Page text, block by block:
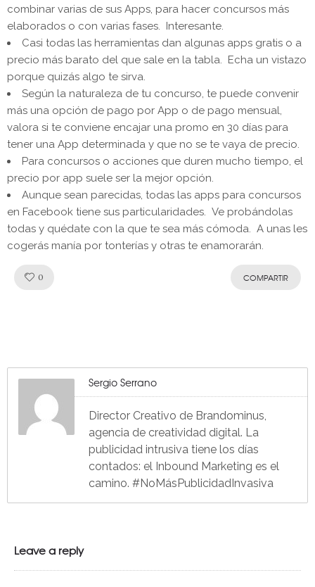
combinar varias de sus Apps, para hacer concursos más
elaborados o con varias fases. Interesante.
Casi todas las herramientas dan algunas apps gratis o a
precio más barato del que sale en la tabla. Echa un vistazo
porque quizás algo te sirva.
Según la naturaleza de tu concurso, te puede convenir
más una opción de pago por App o de pago mensual,
valora si te conviene encajar una promo en 30 días para
tener una App determinada y que no se te vaya de precio.
Para concursos o acciones que duren mucho tiempo, el
precio por app suele ser la mejor opción.
Aunque sean parecidas, todas las apps para concursos
en Facebook tiene sus particularidades. Ve probándolas
todas y quédate con la que te sea más cómoda. A unas les
cogerás manía por tonterías y otras te enamorarán.
0 COMPARTIR
Sergio Serrano
Director Creativo de Brandominus,
agencia de creatividad digital. La
publicidad intrusiva tiene los días
contados: el Inbound Marketing es el
camino. #NoMásPublicidadInvasiva
Leave a reply